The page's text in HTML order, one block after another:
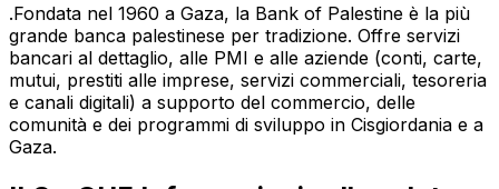
.Fondata nel 1960 a Gaza, la Bank of Palestine è la più
grande banca palestinese per tradizione. Offre servizi
bancari al dettaglio, alle PMI e alle aziende (conti, carte,
mutui, prestiti alle imprese, servizi commerciali, tesoreria
e canali digitali) a supporto del commercio, delle
comunità e dei programmi di sviluppo in Cisgiordania e a
Gaza.